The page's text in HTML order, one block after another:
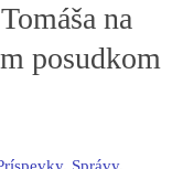
na
posudkom